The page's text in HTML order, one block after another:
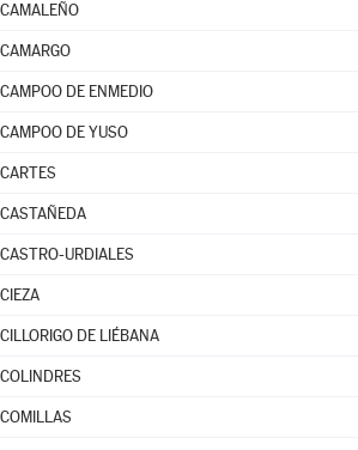
CAMALEÑO
CAMARGO
CAMPOO DE ENMEDIO
CAMPOO DE YUSO
CARTES
CASTAÑEDA
CASTRO-URDIALES
CIEZA
CILLORIGO DE LIÉBANA
COLINDRES
COMILLAS